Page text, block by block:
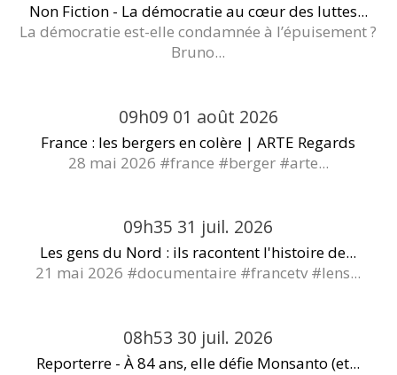
Non Fiction - La démocratie au cœur des luttes...
La démocratie est-elle condamnée à l’épuisement ?
Bruno...
09h09 01 août 2026
France : les bergers en colère | ARTE Regards
28 mai 2026 #france #berger #arte...
09h35 31 juil. 2026
Les gens du Nord : ils racontent l'histoire de...
21 mai 2026 #documentaire #francetv #lens...
08h53 30 juil. 2026
Reporterre - À 84 ans, elle défie Monsanto (et...